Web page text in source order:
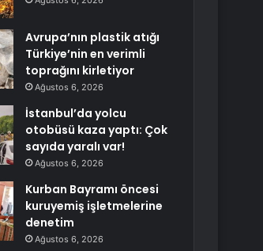
Avrupa’nın plastik atığı
Türkiye’nin en verimli
toprağını kirletiyor
Ağustos 6, 2026
İstanbul’da yolcu
otobüsü kaza yaptı: Çok
sayıda yaralı var!
Ağustos 6, 2026
Kurban Bayramı öncesi
kuruyemiş işletmelerine
denetim
Ağustos 6, 2026